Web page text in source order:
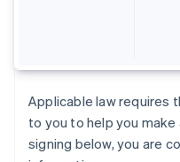
Applicable law requires
to you to help you
signing below, you are
Estonia
Finlandia
EnglishSvenska
Francia